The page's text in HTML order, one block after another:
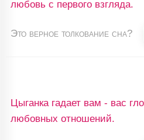
любовь с первого взгляда.
Это верное толкование сна?
Цыганка гадает вам - вас
любовных отношений.